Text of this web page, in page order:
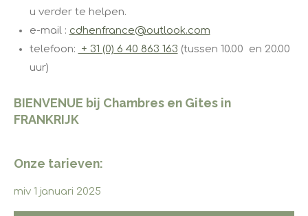
u verder te helpen.
e-mail : cdhenfrance@outlook.com
telefoon: + 31 (0) 6 40 863 163 (tussen 10.00 en 20.00
uur)
BIENVENUE bij Chambres en Gites in
FRANKRIJK
Onze tarieven:
miv 1 januari 2025